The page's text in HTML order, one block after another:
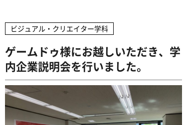
オートデスク承認教育機関
アクセス
ヴォーカル専攻
ギター専攻
ベース専攻
デビュー実績
デビューサポート
学費・諸費用
出願方法
授業料免除制度
学費サポート
専門実践教育訓練給付金制度
資料請求
ビジュアル・クリエイター学科
ゲームドゥ様にお越しいただき、学
内企業説明会を行いました。